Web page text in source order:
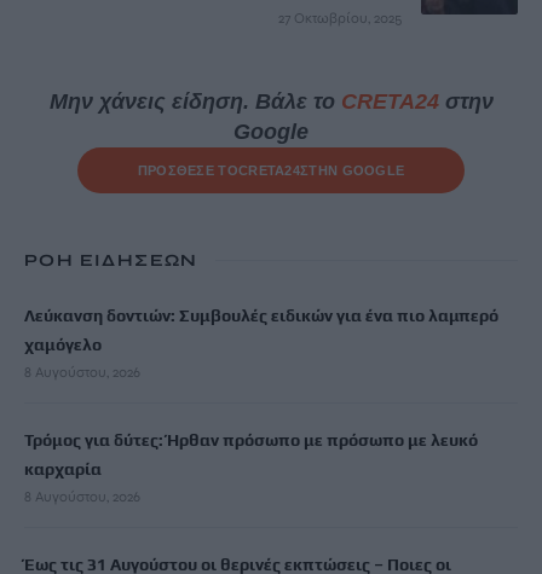
27 Οκτωβρίου, 2025
Μην χάνεις είδηση. Βάλε το CRETA24στην
Google
ΠΡΟΣΘΕΣΕ ΤΟCRETA24ΣΤΗΝ GOOGLE
ΡΟΗ ΕΙΔΗΣΕΩΝ
Λεύκανση δοντιών: Συμβουλές ειδικών για ένα πιο λαμπερό
χαμόγελο
8 Αυγούστου, 2026
Τρόμος για δύτες: Ήρθαν πρόσωπο με πρόσωπο με λευκό
καρχαρία
8 Αυγούστου, 2026
Έως τις 31 Αυγούστου οι θερινές εκπτώσεις – Ποιες οι